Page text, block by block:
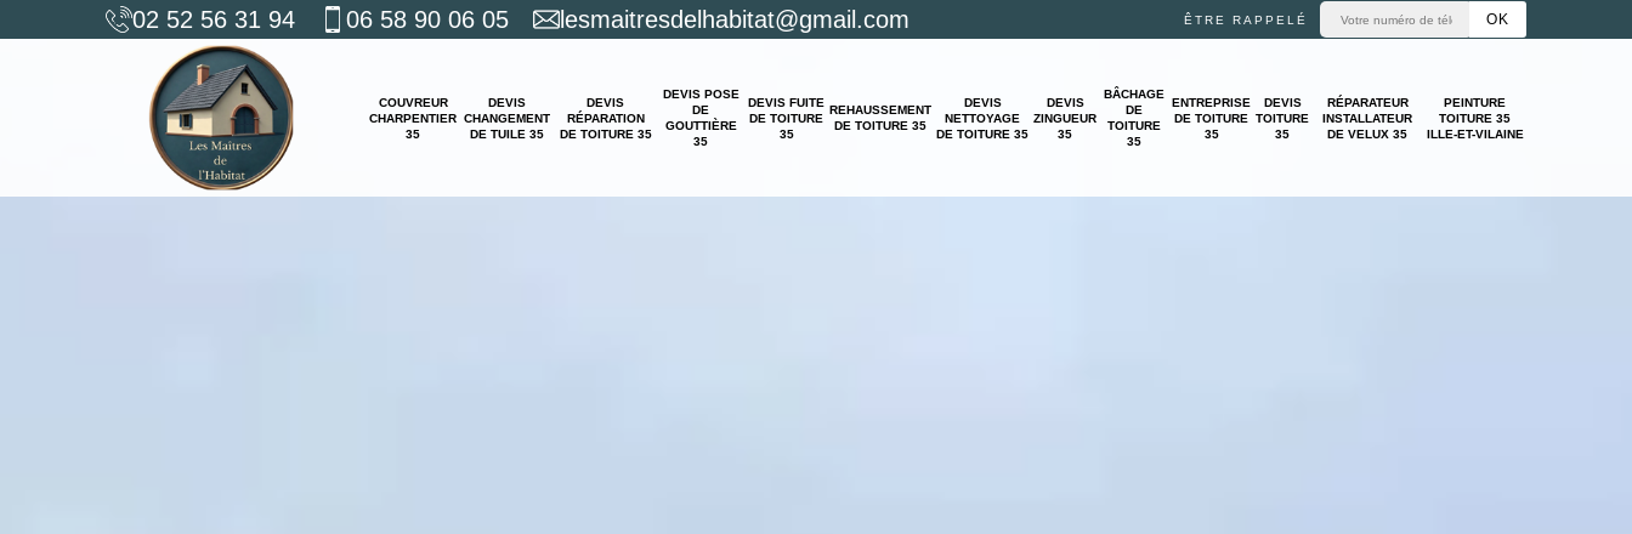
02 52 56 31 94 06 58 90 06 05 lesmaitresdelhabitat@gmail.com ÊTRE RAPPELÉ
COUVREUR
CHARPENTIER
35
DEVIS
CHANGEMENT
DE TUILE 35
DEVIS
RÉPARATION
DE TOITURE 35
DEVIS POSE
DE
GOUTTIÈRE
35
DEVIS FUITE
DE TOITURE
35
REHAUSSEMENT
DE TOITURE 35
DEVIS
NETTOYAGE
DE TOITURE 35
DEVIS
ZINGUEUR
35
BÂCHAGE
DE
TOITURE
35
ENTREPRISE
DE TOITURE
35
DEVIS
TOITURE
35
RÉPARATEUR
INSTALLATEUR
DE VELUX 35
PEINTURE
TOITURE 35
ILLE-ET-VILAINE